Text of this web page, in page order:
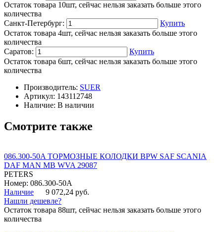
Остаток товара 10шт, сейчас нельзя заказать больше этого
количества
Санкт-Петербург:
Купить
Остаток товара 4шт, сейчас нельзя заказать больше этого
количества
Саратов:
Купить
Остаток товара 6шт, сейчас нельзя заказать больше этого
количества
Производитель: SUER
Артикул: 143112748
Наличие: В наличии
Смотрите также
086.300-50A ТОРМОЗНЫЕ КОЛОДКИ BPW SAF SCANIA
DAF MAN MB WVA 29087
PETERS
Номер: 086.300-50A
Наличие
9 072,24 руб.
Нашли дешевле?
Остаток товара 88шт, сейчас нельзя заказать больше этого
количества